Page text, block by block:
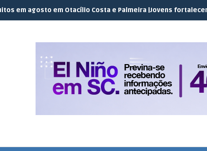
em Otacílio Costa e Palmeira |Jovens fortalecem